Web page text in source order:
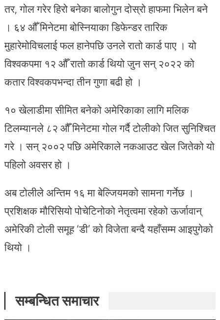
तर, गोल गरेर हिरो बनेका बालोगुन दोस्रो हाफमा भिलेन बने
। ६४ औँ मिनेटमा बोस्नियाका डिफेन्डर तारिक
मुहारेमोविचलाई फल हानेपछि उनले रातो कार्ड पाए । यो
विश्वकपमा १२ औँ रातो कार्ड थियो जुन सन् २०२२ को
कतार विश्वकपभन्दा तीन गुणा बढी हो ।
१० खेलाडीमा सीमित बनेको अमेरिकाका लागि मलिक
टिलम्यानले ८२ औँ मिनेटमा गोल गर्दै टोलीको जित सुनिश्चित
गरे । सन् २००२ पछि अमेरिकाले नकआउट खेल जितेको यो
पहिलो अवसर हो ।
अब टोलीले अन्तिम १६ मा बेल्जियमको सामना गर्नेछ ।
प्रशिक्षक मौरिसियो पोचेटिनोको नेतृत्वमा रहेको ऊर्जावान्
अमेरिकी टोली समूह ‘डी’ को विजेता बन्दै यहाँसम्म आइपुगेको
थियो ।
सम्बन्धित समाचार